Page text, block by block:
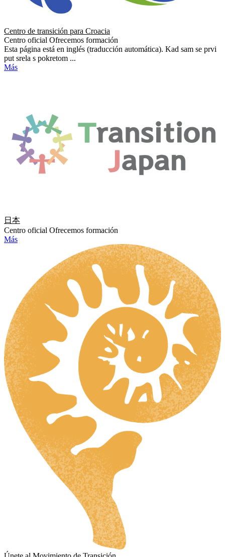
Centro de transición para Croacia
Centro oficial Ofrecemos formación
Esta página está en inglés (traducción automática). Kad sam se prvi
put srela s pokretom ...
Más
日本
Centro oficial Ofrecemos formación
Más